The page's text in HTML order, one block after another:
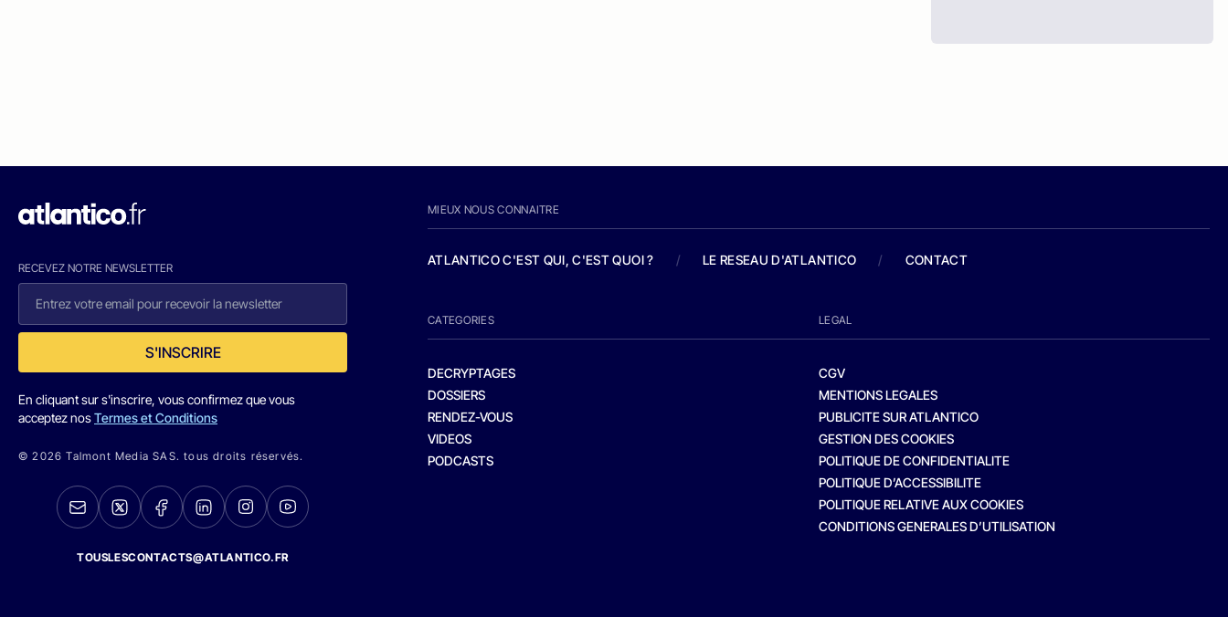
RECEVEZ NOTRE NEWSLETTER
S'INSCRIRE
En cliquant sur s'inscrire, vous confirmez que vous
acceptez nosTermes et Conditions
© 2026 Talmont Media SAS. tous droits réservés.
TOUSLESCONTACTS@ATLANTICO.FR
MIEUX NOUS CONNAITRE
ATLANTICO C'EST QUI, C'EST QUOI ? / LE RESEAU D'ATLANTICO / CONTACT
CATEGORIES
DECRYPTAGES
DOSSIERS
RENDEZ-VOUS
VIDEOS
PODCASTS
LEGAL
CGV
MENTIONS LEGALES
PUBLICITE SUR ATLANTICO
GESTION DES COOKIES
POLITIQUE DE CONFIDENTIALITE
POLITIQUE D’ACCESSIBILITE
POLITIQUE RELATIVE AUX COOKIES
CONDITIONS GENERALES D’UTILISATION